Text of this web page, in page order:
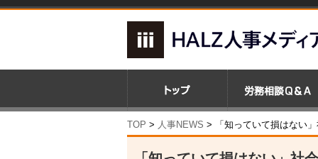
TOP > 人事NEWS > 「知っていて損はない